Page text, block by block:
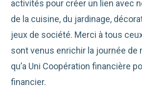
activités pour créer un lien avec
de la cuisine, du jardinage,
jeux de société. Merci à tous
sont venus enrichir la journée de
qu’a Uni Coopération financière
financier.